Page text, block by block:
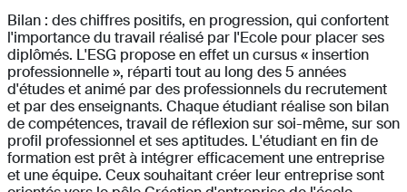
Bilan : des chiffres positifs, en progression, qui confortent
l'importance du travail réalisé par l'Ecole pour placer ses
diplômés. L'ESG propose en effet un cursus « insertion
professionnelle », réparti tout au long des 5 années
d'études et animé par des professionnels du recrutement
et par des enseignants. Chaque étudiant réalise son bilan
de compétences, travail de réflexion sur soi-même, sur son
profil professionnel et ses aptitudes. L'étudiant en fin de
formation est prêt à intégrer efficacement une entreprise
et une équipe. Ceux souhaitant créer leur entreprise sont